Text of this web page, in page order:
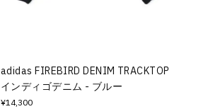
adidas FIREBIRD DENIM TRACKTOP
インディゴデニム - ブルー
¥14,300